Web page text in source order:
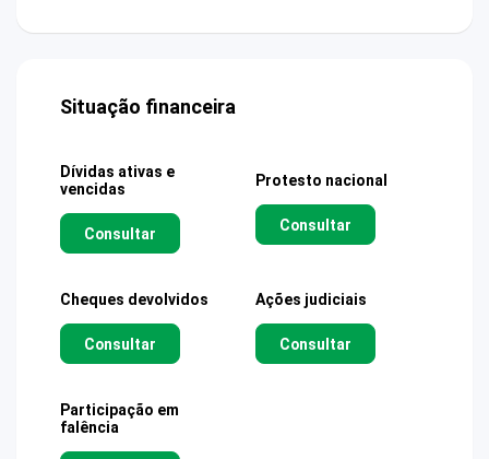
Situação financeira
Dívidas ativas e
vencidas
Consultar
Protesto nacional
Consultar
Cheques devolvidos
Consultar
Ações judiciais
Consultar
Participação em
falência